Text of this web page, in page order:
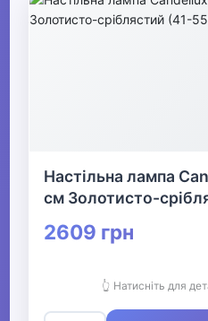
Настільна лампа
см Золотисто-
2609 грн
👆 Натисніть для